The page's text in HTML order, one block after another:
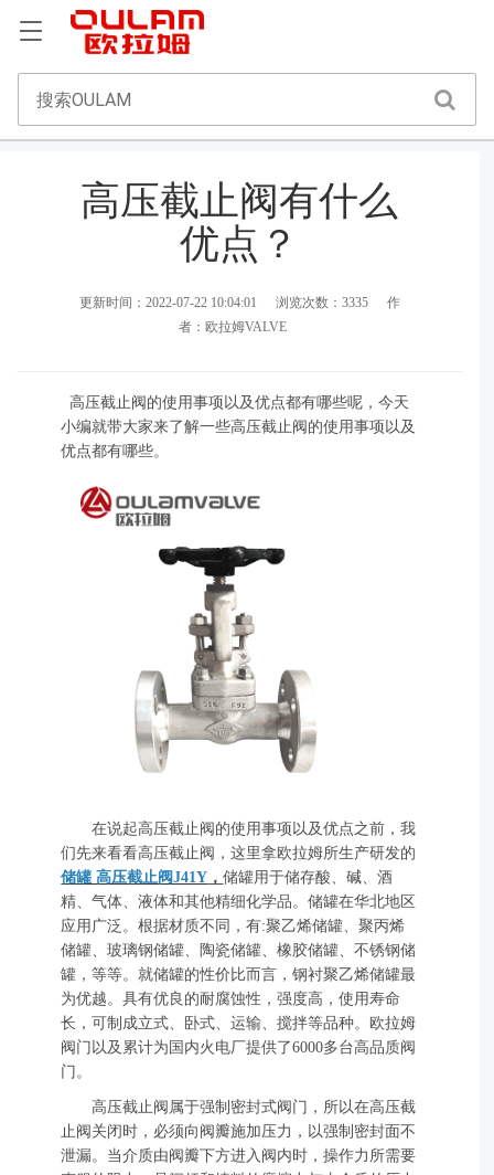
高压截止阀有什么
优点？
更新时间：2022-07-22 10:04:01 浏览次数：3335
作
者：欧拉姆VALVE
高压截止阀的使用事项以及优点都有哪些呢，今天
小编就带大家来了解一些高压截止阀的使用事项以及
优点都有哪些。
在说起高压截止阀的使用事项以及优点之前，我
们先来看看高压截止阀，这里拿欧拉姆所生产研发的
储罐 高压截止阀J41Y ，储罐用于储存酸、碱、酒
精、气体、液体和其他精细化学品。储罐在华北地区
应用广泛。根据材质不同，有:聚乙烯储罐、聚丙烯
储罐、玻璃钢储罐、陶瓷储罐、橡胶储罐、不锈钢储
罐，等等。就储罐的性价比而言，钢衬聚乙烯储罐最
为优越。具有优良的耐腐蚀性，强度高，使用寿命
长，可制成立式、卧式、运输、搅拌等品种。欧拉姆
阀门以及累计为国内火电厂提供了6000多台高品质阀
门。
高压截止阀属于强制密封式阀门，所以在高压截
止阀关闭时，必须向阀瓣施加压力，以强制密封面不
泄漏。当介质由阀瓣下方进入阀内时，操作力所需要